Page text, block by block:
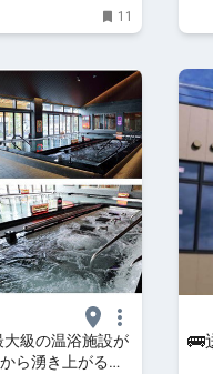
11
級の温浴施設が
ら湧き上がる天
🚌